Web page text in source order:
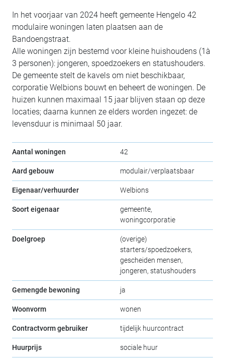
In het voorjaar van 2024 heeft gemeente Hengelo 42
modulaire woningen laten plaatsen aan de
Bandoengstraat.
Alle woningen zijn bestemd voor kleine huishoudens (1à
3 personen): jongeren, spoedzoekers en statushouders.
De gemeente stelt de kavels om niet beschikbaar,
corporatie Welbions bouwt en beheert de woningen. De
huizen kunnen maximaal 15 jaar blijven staan op deze
locaties; daarna kunnen ze elders worden ingezet: de
levensduur is minimaal 50 jaar.
Aantal woningen 42
Aard gebouw modulair/verplaatsbaar
Eigenaar/verhuurder Welbions
Soort eigenaar
gemeente,
woningcorporatie
Doelgroep
(overige)
starters/spoedzoekers,
gescheiden mensen,
jongeren, statushouders
Gemengde bewoning ja
Woonvorm wonen
Contractvorm gebruiker tijdelijk huurcontract
Huurprijs sociale huur